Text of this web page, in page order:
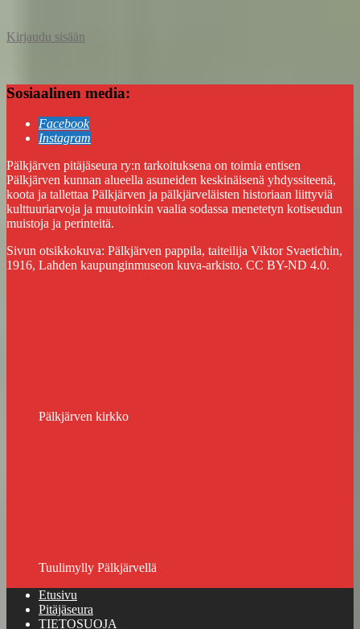
Kirjaudu sisään
Sosiaalinen media:
Facebook
Instagram
Pälkjärven pitäjäseura ry:n tarkoituksena on toimia entisen
Pälkjärven kunnan alueella asuneiden keskinäisenä yhdyssiteenä,
koota ja tallettaa Pälkjärven ja pälkjärveläisten historiaan liittyviä
kulttuuriarvoja ja muutoinkin vaalia sodassa menetetyn kotiseudun
muistoja ja perinteitä.
Sivun otsikkokuva: Pälkjärven pappila, taiteilija Viktor Svaetichin,
1916, Lahden kaupunginmuseon kuva-arkisto. CC BY-ND 4.0.
Pälkjärven kirkko
Tuulimylly Pälkjärvellä
Etusivu
Pitäjäseura
TIETOSUOJA